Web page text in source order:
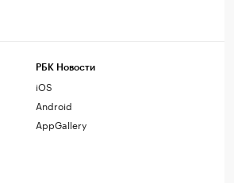
РБК Новости
iOS
Android
AppGallery